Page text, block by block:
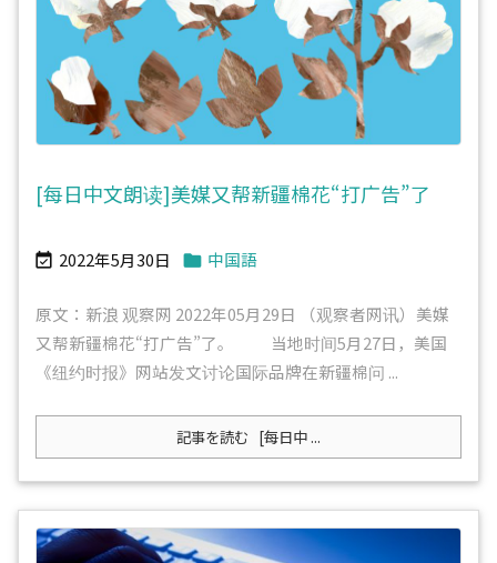
[每日中文朗读]美媒又帮新疆棉花“打广告”了
 2022年5月30日  中国語
原文：新浪 观察网 2022年05月29日 （观察者网讯）美媒
又帮新疆棉花“打广告”了。 当地时间5月27日，美国
《纽约时报》网站发文讨论国际品牌在新疆棉问 ...
記事を読む [每日中 ...